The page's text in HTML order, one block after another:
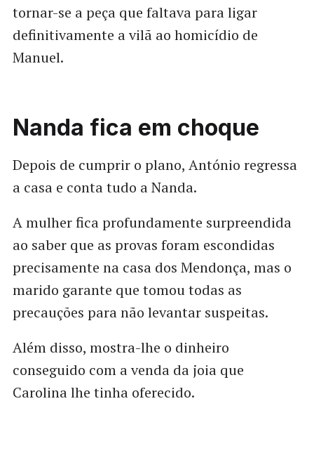
tornar-se a peça que faltava para ligar
definitivamente a vilã ao homicídio de
Manuel.
Nanda fica em choque
Depois de cumprir o plano, António regressa
a casa e conta tudo a Nanda.
A mulher fica profundamente surpreendida
ao saber que as provas foram escondidas
precisamente na casa dos Mendonça, mas o
marido garante que tomou todas as
precauções para não levantar suspeitas.
Além disso, mostra-lhe o dinheiro
conseguido com a venda da joia que
Carolina lhe tinha oferecido.